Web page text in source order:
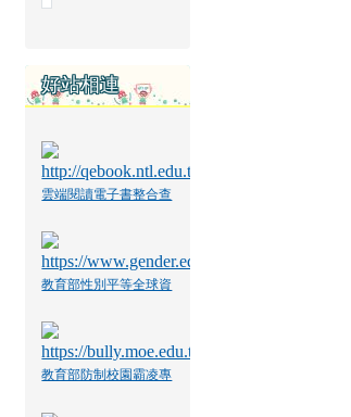
好站相連
雲端閱讀電子書整合查
教育部性別平等全球資
教育部防制校園霸凌專